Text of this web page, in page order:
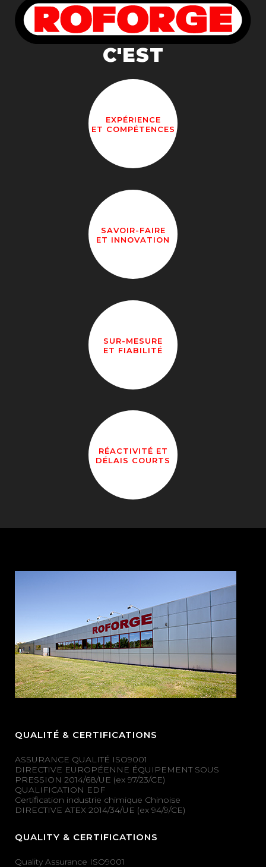
C'EST
EXPÉRIENCE
ET COMPÉTENCES
SAVOIR-FAIRE
ET INNOVATION
SUR-MESURE
ET FIABILITÉ
RÉACTIVITÉ ET
DÉLAIS COURTS
QUALITÉ & CERTIFICATIONS
ASSURANCE QUALITÉ ISO9001
DIRECTIVE EUROPÉENNE ÉQUIPEMENT SOUS
PRESSION 2014/68/UE (ex 97/23/CE)
QUALIFICATION EDF
Certification industrie chimique Chinoise
DIRECTIVE ATEX 2014/34/UE (ex 94/9/CE)
QUALITY & CERTIFICATIONS
Quality Assurance ISO9001